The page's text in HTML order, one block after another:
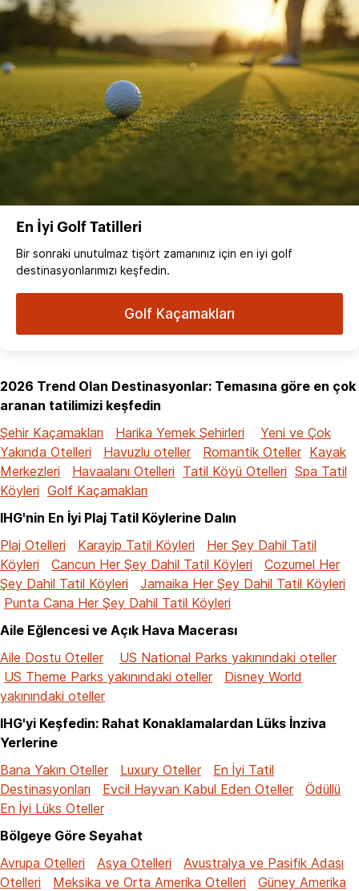
En İyi Golf Tatilleri
Bir sonraki unutulmaz tişört zamanınız için en iyi golf
destinasyonlarımızı keşfedin.
Golf Kaçamakları
2026 Trend Olan Destinasyonlar: Temasına göre en çok
aranan tatilimizi keşfedin
Şehir Kaçamakları
Harika Yemek Şehirleri
Yeni ve Çok
Yakında Otelleri
Havuzlu oteller Romantik Oteller Kayak
Merkezleri
Havaalanı Otelleri Tatil Köyü Otelleri Spa Tatil
Köyleri Golf Kaçamakları
IHG'nin En İyi Plaj Tatil Köylerine Dalın
Plaj Otelleri
Karayip Tatil Köyleri
Her Şey Dahil Tatil
Köyleri
Cancun Her Şey Dahil Tatil Köyleri
Cozumel Her
Şey Dahil Tatil Köyleri
Jamaika Her Şey Dahil Tatil Köyleri
Punta Cana Her Şey Dahil Tatil Köyleri
Aile Eğlencesi ve Açık Hava Macerası
Aile Dostu Oteller
US National Parks yakınındaki oteller
US Theme Parks yakınındaki oteller
Disney World
yakınındaki oteller
IHG'yi Keşfedin: Rahat Konaklamalardan Lüks İnziva
Yerlerine
Bana Yakın Oteller
Luxury Oteller
En İyi Tatil
Destinasyonları
Evcil Hayvan Kabul Eden Oteller
Ödüllü
En İyi Lüks Oteller
Bölgeye Göre Seyahat
Avrupa Otelleri
Asya Otelleri
Avustralya ve Pasifik Adası
Otelleri
Meksika ve Orta Amerika Otelleri
Güney Amerika